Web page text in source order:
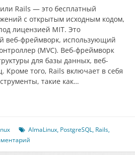
Rails — это бесплатный
с открытым исходным кодом,
лицензией MIT. Это
веб-фреймворк, использующий
(MVC). Веб-фреймворк
для базы данных, веб-
Кроме того, Rails включает в себя
такие как…
AlmaLinux, PostgreSQL, Rails,